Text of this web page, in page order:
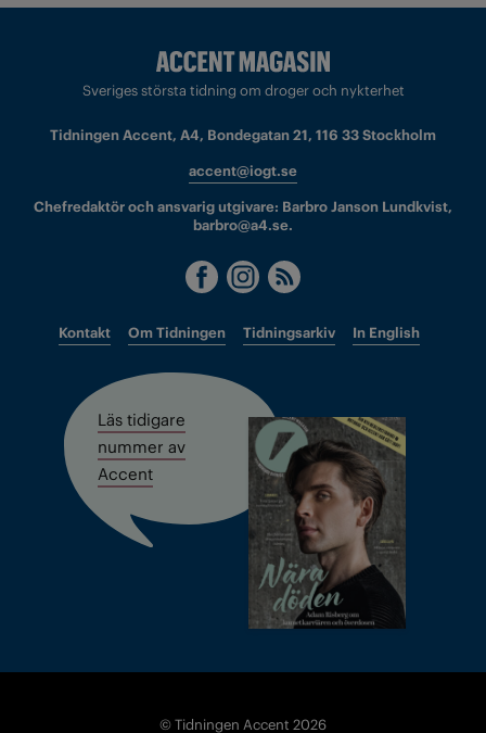
Sveriges största tidning om droger och nykterhet
Tidningen Accent, A4, Bondegatan 21, 116 33 Stockholm
accent@iogt.se
Chefredaktör och ansvarig utgivare: Barbro Janson Lundkvist,
barbro@a4.se.
Kontakt Om Tidningen Tidningsarkiv In English
Läs tidigare
nummer av
Accent
© Tidningen Accent 2026